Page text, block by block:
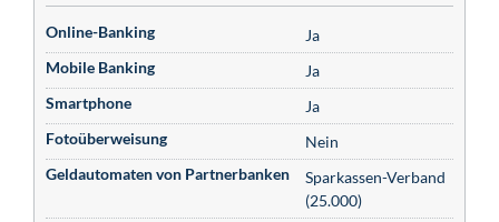
Online-Banking
Ja
Mobile Banking
Ja
Smartphone
Ja
Fotoüberweisung
Nein
Geldautomaten von Partnerbanken
Sparkassen-Verband
(25.000)